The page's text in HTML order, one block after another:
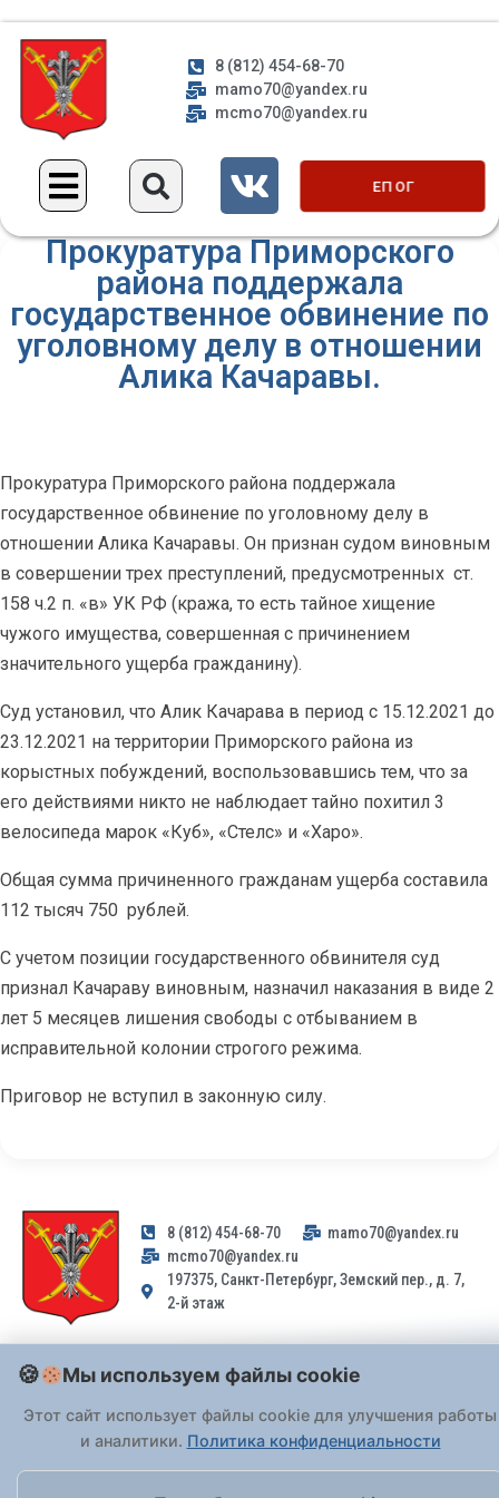
8 (812) 454-68-70
mamo70@yandex.ru
mcmo70@yandex.ru
ЕП ОГ
Прокуратура Приморского
района поддержала
государственное обвинение по
уголовному делу в отношении
Алика Качаравы.
Прокуратура Приморского района поддержала
государственное обвинение по уголовному делу в
отношении Алика Качаравы. Он признан судом виновным
в совершении трех преступлений, предусмотренных ст.
158 ч.2 п. «в» УК РФ (кража, то есть тайное хищение
чужого имущества, совершенная с причинением
значительного ущерба гражданину).
Суд установил, что Алик Качарава в период с 15.12.2021 до
23.12.2021 на территории Приморского района из
корыстных побуждений, воспользовавшись тем, что за
его действиями никто не наблюдает тайно похитил 3
велосипеда марок «Куб», «Стелс» и «Харо».
Общая сумма причиненного гражданам ущерба составила
112 тысяч 750 рублей.
С учетом позиции государственного обвинителя суд
признал Качараву виновным, назначил наказания в виде 2
лет 5 месяцев лишения свободы с отбыванием в
исправительной колонии строгого режима.
Приговор не вступил в законную силу.
8 (812) 454-68-70
mamo70@yandex.ru
mcmo70@yandex.ru
197375, Санкт-Петербург, Земский пер., д. 7,
2-й этаж
адрес email, не могут быть рассмотрены на основании
Федерального закона от 02.05.2006 № 59-ФЗ
принимаются только: по почте, через
портал «Госуслуги» (ЕПГУ)
или лично при предъявлении паспорта.
Мы используем файлы cookie
Этот сайт использует файлы cookie для улучшения работы
и аналитики. Политика конфиденциальности